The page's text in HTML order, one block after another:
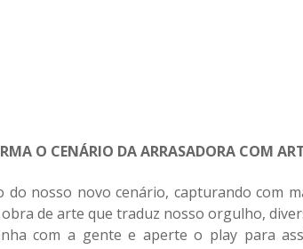
O CENÁRIO DA ARRASADORA COM
nosso novo cenário, capturando com
de arte que traduz nosso orgulho,
com a gente e aperte o play para